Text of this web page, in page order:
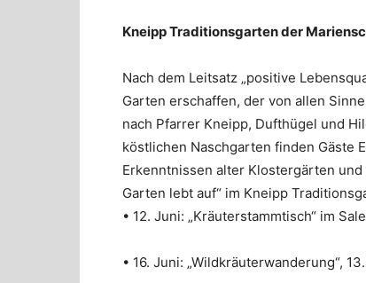
Kneipp Traditionsgarten der
Nach dem Leitsatz „positive
Garten erschaffen, der von allen
nach Pfarrer Kneipp, Dufthügel und
köstlichen Naschgarten finden Gäste
Erkenntnissen alter Klostergärten
Garten lebt auf“ im Kneipp
• 12. Juni: „Kräuterstammtisch“ im
• 16. Juni: „Wildkräuterwanderung“,